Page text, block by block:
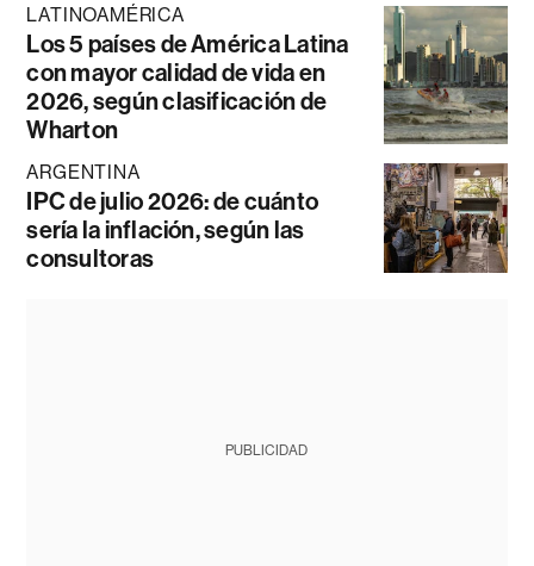
LATINOAMÉRICA
Los 5 países de América Latina
con mayor calidad de vida en
2026, según clasificación de
Wharton
ARGENTINA
IPC de julio 2026: de cuánto
sería la inflación, según las
consultoras
PUBLICIDAD